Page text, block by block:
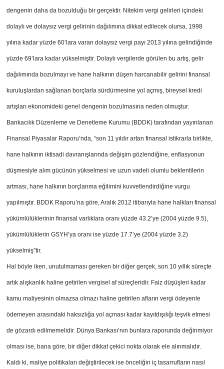
dengenin daha da bozulduğu bir gerçektir. Nitekim vergi gelirleri içindeki
dolaylı ve dolaysız vergi gelirinin dağılımına dikkat edilecek olursa, 1998
yılına kadar yüzde 60’lara varan dolaysız vergi payı 2013 yılına gelindiğinde
yüzde 69’lara kadar yükselmiştir. Dolaylı vergilerde görülen bu artış, gelir
dağılımında bozulmayı ve hane halkının düşen harcanabilir gelirini finansal
kuruluşlardan sağlanan borçlarla sürdürmesine yol açmış, bireysel kredi
artışları ekonomideki genel dengenin bozulmasına neden olmuştur.
Bankacılık Düzenleme ve Denetleme Kurumu (BDDK) tarafından yayınlanan
Finansal Piyasalar Raporu’nda, “son 11 yıldır artan finansal istikrarla birlikte,
hane halkının iktisadi davranışlarında değişim gözlendiğine, enflasyonun
düşmesiyle alım gücünün yükselmesi ve uzun vadeli olumlu beklentilerin
artması, hane halkının borçlanma eğilimini kuvvetlendirdiğine vurgu
yapılmıştır. BDDK Raporu’na göre, Aralık 2012 itibarıyla hane halkları finansal
yükümlülüklerinin finansal varlıklara oranı yüzde 43.2’ye (2004 yüzde 9.5),
yükümlülüklerin GSYH’ya oranı ise yüzde 17.7’ye (2004 yüzde 3.2)
yükselmiş”tir.
Hal böyle iken, unutulmaması gereken bir diğer gerçek, son 10 yıllık süreçte
artık alışkanlık haline getirilen vergisel af süreçleridir. Faiz düşüşleri kadar
kamu maliyesinin olmazsa olmazı haline getirilen afların vergi ödeyenle
ödemeyen arasındaki haksızlığa yol açması kadar kayıtdışılığı teşvik etmesi
de gözardı edilmemelidir. Dünya Bankası’nın bunlara raporunda değinmiyor
olması ise, bana göre, bir diğer dikkat çekici nokta olarak ele alınmalıdır.
Kaldı ki, maliye politikaları değiştirilecek ise önceliğin iç tasarrufların nasıl